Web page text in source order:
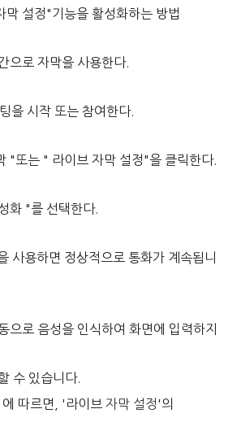
막 설정"기능을 활성화하는 방법
으로 자막을 사용한다.
을 시작 또는 참여한다.
"또는 " 라이브 자막 설정"을 클릭한다.
화 "를 선택한다.
사용하면 정상적으로 통화가 계속됩니
으로 음성을 인식하여 화면에 입력하지
수 있습니다.
따르면, '라이브 자막 설정'의